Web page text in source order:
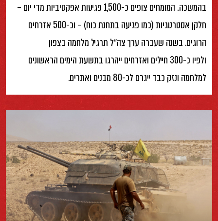
בהמשכה. המומחים צופים כ-1,500 פגיעות אפקטיביות מדי יום –
חלקן אסטרטגיות (כמו פגיעה בתחנת כוח) – וכ-500 אזרחים
הרוגים. בשנה שעברה ערך צה״ל תרגיל מלחמה בצפון
ולפיו כ-300 חיילים ואזרחים ייהרגו בתשעת הימים הראשונים
למלחמה ונזק כבד ייגרם לכ-80 מבנים ואתרים.